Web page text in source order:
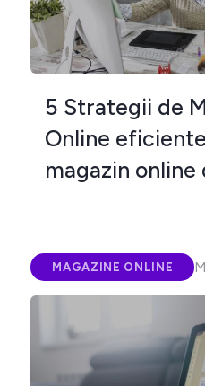
5 Strategii de
Online
magazin online
MAGAZINE ONLINE